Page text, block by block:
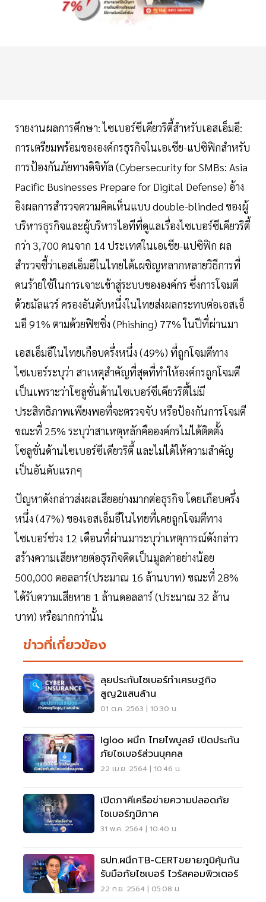
รายงานผลการศึกษา: ไซเบอร์ซีเคียวริตี้สำหรับเอสเอ็มอี:
การเตรียมพร้อมขององค์กรธุรกิจในเอเชีย-แปซิฟิกสำหรับ
การป้องกันภัยทางดิจิทัล (Cybersecurity for SMBs: Asia
Pacific Businesses Prepare for Digital Defense) อ้าง
อิงผลการสำรวจความคิดเห็นแบบ double-blinded ของผู้
บริหารธุรกิจและผู้บริหารไอทีที่ดูแลเรื่องไซเบอร์ซีเคียวริตี้
กว่า 3,700 คนจาก 14 ประเทศในเอเชีย-แปซิฟิก ผล
สำรวจชี้ว่าเอสเอ็มอีในไทยได้เผชิญหลากหลายวิธีการที่
คนร้ายใช้ในการเจาะเข้าสู่ระบบขององค์กร ซึ่งการโจมตี
ด้วยมัลแวร์ ครองอันดับหนึ่งในไทยส่งผลกระทบต่อเอสเอ็
มอี 91% ตามด้วยฟิชชิ่ง (Phishing) 77% ในปีที่ผ่านมา
เอสเอ็มอีในไทยเกือบครึ่งหนึ่ง (49%) ที่ถูกโจมตีทาง
ไซเบอร์ระบุว่า สาเหตุสำคัญที่สุดที่ทำให้องค์กรถูกโจมตี
เป็นเพราะว่าโซลูชั่นด้านไซเบอร์ซีเคียวริตี้ไม่มี
ประสิทธิภาพเพียงพอที่จะตรวจจับ หรือป้องกันการโจมตี
ขณะที่ 25% ระบุว่าสาเหตุหลักคือองค์กรไม่ได้ติดตั้ง
โซลูชั่นด้านไซเบอร์ซีเคียวริตี้ และไม่ได้ให้ความสำคัญ
เป็นอันดับแรกๆ
ปัญหาดังกล่าวส่งผลเสียอย่างมากต่อธุรกิจ โดยเกือบครึ่ง
หนึ่ง (47%) ของเอสเอ็มอีในไทยที่เคยถูกโจมตีทาง
ไซเบอร์ช่วง 12 เดือนที่ผ่านมาระบุว่าเหตุการณ์ดังกล่าว
สร้างความเสียหายต่อธุรกิจคิดเป็นมูลค่าอย่างน้อย
500,000 ดอลลาร์(ประมาณ 16 ล้านบาท) ขณะที่ 28%
ได้รับความเสียหาย 1 ล้านดอลลาร์ (ประมาณ 32 ล้าน
บาท) หรือมากกว่านั้น
ข่าวที่เกี่ยวข้อง
ลุยประกันไซเบอร์ทำเศรษฐกิจ
สูญ2แสนล้าน
01 ต.ค. 2563 | 10:30 น.
Igloo ผนึก ไทยไพบูลย์ เปิดประกัน
ภัยไซเบอร์ส่วนบุคคล
22 เม.ย. 2564 | 10:46 น.
เปิดภาคีเครือข่ายความปลอดภัย
ไซเบอร์ภูมิภาค
31 พ.ค. 2564 | 10:40 น.
ธปท.ผนึกTB-CERTขยายภูมิคุ้มกัน
รับมือภัยไซเบอร์ ไวรัสคอมพิวเตอร์
22 ก.ย. 2564 | 05:08 น.